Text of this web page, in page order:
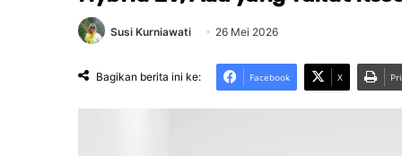
Susi Kurniawati 26 Mei 2026
Bagikan berita ini ke: Facebook X